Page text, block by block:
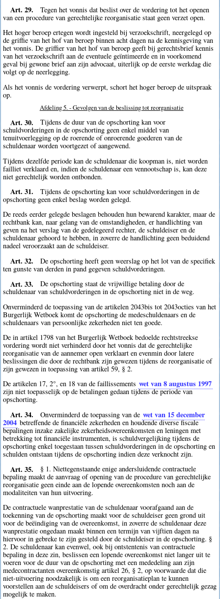
Art. 29.
Tegen het vonnis dat beslist over de vordering tot het openen
van een procedure van gerechtelijke reorganisatie staat geen verzet open.
Het hoger beroep ertegen wordt ingesteld bij verzoekschrift, neergelegd op
de griffie van het hof van beroep binnen acht dagen na de kennisgeving van
het vonnis. De griffier van het hof van beroep geeft bij gerechtsbrief kennis
van het verzoekschrift aan de eventuele geïntimeerde en in voorkomend
geval bij gewone brief aan zijn advocaat, uiterlijk op de eerste werkdag die
volgt op de neerlegging.
Als het vonnis de vordering verwerpt, schort het hoger beroep de uitspraak
op.
Afdeling 5. - Gevolgen van de beslissing tot reorganisatie
Art. 30.
Tijdens de duur van de opschorting kan voor
schuldvorderingen in de opschorting geen enkel middel van
tenuitvoerlegging op de roerende of onroerende goederen van de
schuldenaar worden voortgezet of aangewend.
Tijdens dezelfde periode kan de schuldenaar die koopman is, niet worden
failliet verklaard en, indien de schuldenaar een vennootschap is, kan deze
niet gerechtelijk worden ontbonden.
Art. 31.
Tijdens de opschorting kan voor schuldvorderingen in de
opschorting geen enkel beslag worden gelegd.
De reeds eerder gelegde beslagen behouden hun bewarend karakter, maar de
rechtbank kan, naar gelang van de omstandigheden, er handlichting van
geven na het verslag van de gedelegeerd rechter, de schuldeiser en de
schuldenaar gehoord te hebben, in zoverre de handlichting geen beduidend
nadeel veroorzaakt aan de schuldeiser.
Art. 32.
De opschorting heeft geen weerslag op het lot van de specifiek
ten gunste van derden in pand gegeven schuldvorderingen.
Art. 33.
De opschorting staat de vrijwillige betaling door de
schuldenaar van schuldvorderingen in de opschorting niet in de weg.
Onverminderd de toepassing van de artikelen 2043bis tot 2043octies van het
Burgerlijk Wetboek komt de opschorting de medeschuldenaars en de
schuldenaars van persoonlijke zekerheden niet ten goede.
De in artikel 1798 van het Burgerlijk Wetboek bedoelde rechtstreekse
vordering wordt niet verhinderd door het vonnis dat de gerechtelijke
reorganisatie van de aannemer open verklaart en evenmin door latere
beslissingen die door de rechtbank zijn gewezen tijdens de reorganisatie of
zijn gewezen in toepassing van artikel 59, § 2.
De artikelen 17, 2°, en 18 van de faillissements wet van 8 augustus 1997
zijn niet toepasselijk op de betalingen gedaan tijdens de periode van
opschorting.
Art. 34. Onverminderd de toepassing van de wet van 15 december
2004 betreffende de financiële zekerheden en houdende diverse fiscale
bepalingen inzake zakelijke zekerheidsovereenkomsten en leningen met
betrekking tot financiële instrumenten, is schuldvergelijking tijdens de
opschorting enkel toegestaan tussen schuldvorderingen in de opschorting en
schulden ontstaan tijdens de opschorting indien deze verknocht zijn.
Art. 35.
§ 1. Niettegenstaande enige andersluidende contractuele
bepaling maakt de aanvraag of opening van de procedure van gerechtelijke
reorganisatie geen einde aan de lopende overeenkomsten noch aan de
modaliteiten van hun uitvoering.
De contractuele wanprestatie van de schuldenaar voorafgaand aan de
toekenning van de opschorting maakt voor de schuldeiser geen grond uit
voor de beëindiging van de overeenkomst, in zoverre de schuldenaar deze
wanprestatie ongedaan maakt binnen een termijn van vijftien dagen na
hiervoor in gebreke te zijn gesteld door de schuldeiser in de opschorting. §
2. De schuldenaar kan evenwel, ook bij ontstentenis van contractuele
bepaling in deze zin, beslissen een lopende overeenkomst niet langer uit te
voeren voor de duur van de opschorting met een mededeling aan zijn
medecontractanten overeenkomstig artikel 26, § 2, op voorwaarde dat die
niet-uitvoering noodzakelijk is om een reorganisatieplan te kunnen
voorstellen aan de schuldeisers of om de overdracht onder gerechtelijk gezag
mogelijk te maken.